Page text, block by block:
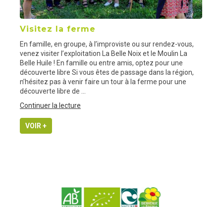
Visitez la ferme
En famille, en groupe, à l’improviste ou sur rendez-vous,
venez visiter l’exploitation La Belle Noix et le Moulin La
Belle Huile ! En famille ou entre amis, optez pour une
découverte libre Si vous êtes de passage dans la région,
n’hésitez pas à venir faire un tour à la ferme pour une
découverte libre de …
Continuer la lecture
VOIR +